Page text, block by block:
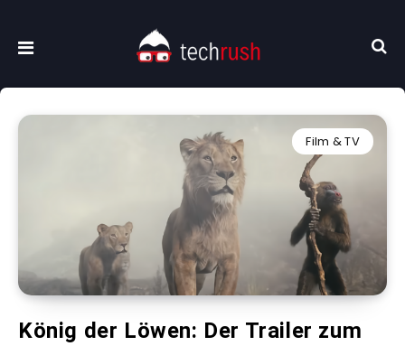
Film & TV
König der Löwen: Der Trailer zum